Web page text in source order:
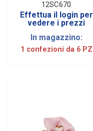
Decorato Prima
Comunione (6 PZ)
12SC670
Effettua il login per
vedere i prezzi
In magazzino:
1 confezioni da 6 PZ